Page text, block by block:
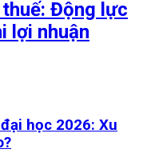
Động lực
lợi nhuận
học 2026: Xu